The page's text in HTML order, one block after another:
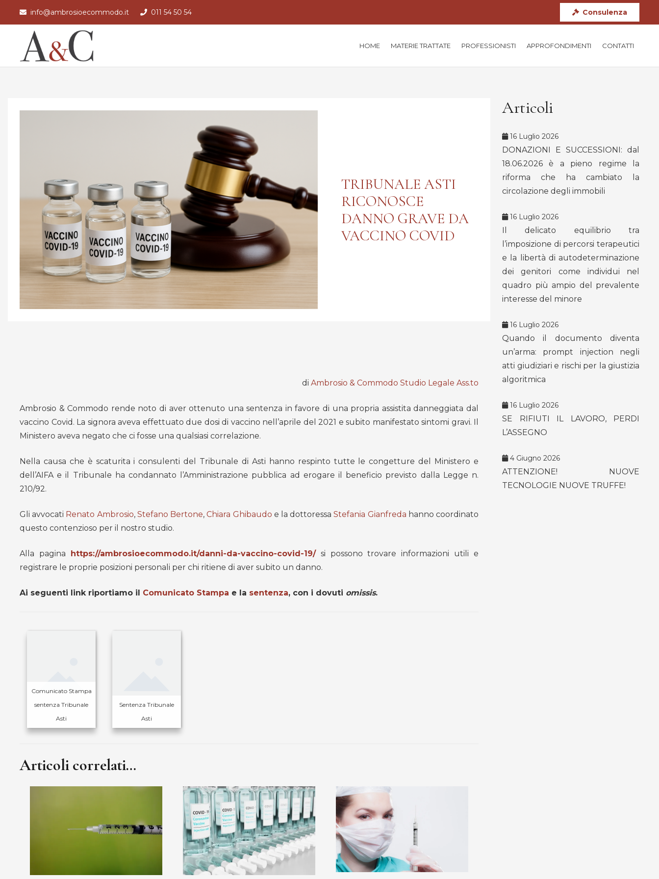
info@ambrosioecommodo.it 011 54 50 54 Consulenza
HOME MATERIE TRATTATE PROFESSIONISTI APPROFONDIMENTI CONTATTI
TRIBUNALE ASTI
RICONOSCE
DANNO GRAVE DA
VACCINO COVID
di Ambrosio & Commodo Studio Legale Ass.to
Ambrosio & Commodo rende noto di aver ottenuto una sentenza in favore di una propria assistita danneggiata dal
vaccino Covid. La signora aveva effettuato due dosi di vaccino nell’aprile del 2021 e subito manifestato sintomi gravi. Il
Ministero aveva negato che ci fosse una qualsiasi correlazione.
Nella causa che è scaturita i consulenti del Tribunale di Asti hanno respinto tutte le congetture del Ministero e
dell’AIFA e il Tribunale ha condannato l’Amministrazione pubblica ad erogare il beneficio previsto dalla Legge n.
210/92.
Gli avvocati Renato Ambrosio, Stefano Bertone,Chiara Ghibaudo e la dottoressaStefania Gianfreda hanno coordinato
questo contenzioso per il nostro studio.
Alla pagina https://ambrosioecommodo.it/danni-da-vaccino-covid-19/si possono trovare informazioni utili e
registrare le proprie posizioni personali per chi ritiene di aver subito un danno.
Ai seguenti link riportiamo il Comunicato Stampa e la sentenza, con i dovuti omissis.
Comunicato Stampa
sentenza Tribunale
Asti
Sentenza Tribunale
Asti
Articoli correlati…
Articoli
16 Luglio 2026
DONAZIONI E SUCCESSIONI: dal
18.06.2026 è a pieno regime la
riforma che ha cambiato la
circolazione degli immobili
16 Luglio 2026
Il delicato equilibrio tra
l’imposizione di percorsi terapeutici
e la libertà di autodeterminazione
dei genitori come individui nel
quadro più ampio del prevalente
interesse del minore
16 Luglio 2026
Quando il documento diventa
un’arma: prompt injection negli
atti giudiziari e rischi per la giustizia
algoritmica
16 Luglio 2026
SE RIFIUTI IL LAVORO, PERDI
L’ASSEGNO
4 Giugno 2026
ATTENZIONE! NUOVE
TECNOLOGIE NUOVE TRUFFE!